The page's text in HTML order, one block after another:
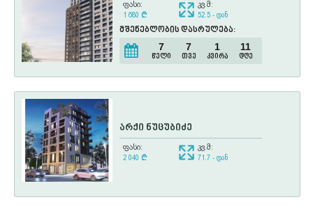
ფასი:
1 680 ¢
კვ.მ:
52.5 - დან
მშენებლობის დასრულება:
7 7 1 11
წელი თვე კვირა დღე
არქი ნუცუბიძე
ფასი:
2 040 ¢
კვ.მ:
71.7 - დან